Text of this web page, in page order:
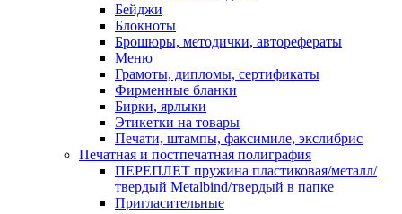
Бейджи
Блокноты
Брошюры, методички, авторефераты
Меню
Грамоты, дипломы, сертификаты
Фирменные бланки
Бирки, ярлыки
Этикетки на товары
Печати, штампы, факсимиле, экслибрис
Печатная и постпечатная полиграфия
ПЕРЕПЛЕТ пружина пластиковая/металл/
твердый Metalbind/твердый в папке
Пригласительные